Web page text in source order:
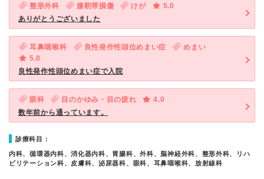
整形外科 膝靭帯損傷 けが
5.0
ありがとうございました
耳鼻咽喉科 良性発作性頭位めまい症
めまい
5.0
良性発作性頭位めまい症で入院
眼科 目のかゆみ・目の疲れ
4.0
数年前から通っています。
診療科目：
内科、循環器内科、消化器内科、胃腸科、外科、脳神経外科、整形外科、リハ
ビリテーション科、皮膚科、泌尿器科、眼科、耳鼻咽喉科、放射線科